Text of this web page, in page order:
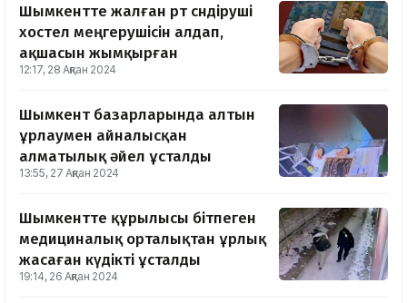
Шымкентте жалған өрт сөндіруші
хостел меңгерушісін алдап,
ақшасын жымқырған
12:17, 28 Ақпан 2024
Шымкент базарларында алтын
ұрлаумен айналысқан
алматылық әйел ұсталды
13:55, 27 Ақпан 2024
Шымкентте құрылысы бітпеген
медициналық орталықтан ұрлық
жасаған күдікті ұсталды
19:14, 26 Ақпан 2024